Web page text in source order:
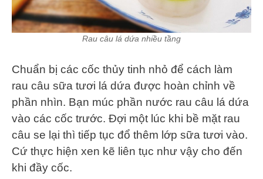
Rau câu lá dứa nhiều tầng
Chuẩn bị các cốc thủy tinh nhỏ để cách làm
rau câu sữa tươi lá dứa được hoàn chỉnh về
phần nhìn. Bạn múc phần nước rau câu lá dứa
vào các cốc trước. Đợi một lúc khi bề mặt rau
câu se lại thì tiếp tục đổ thêm lớp sữa tươi vào.
Cứ thực hiện xen kẽ liên tục như vậy cho đến
khi đầy cốc.